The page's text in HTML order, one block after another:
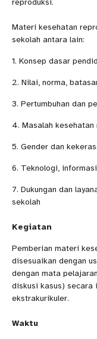
reproduksi.
Materi kesehatan
sekolah antara lain:
1. Konsep dasar
2. Nilai, norma,
3. Pertumbuhan dan
4. Masalah
5. Gender dan
6. Teknologi,
7. Dukungan dan
sekolah
Kegiatan
Pemberian materi
disesuaikan dengan
dengan mata
diskusi kasus) secara
ekstrakurikuler.
Waktu